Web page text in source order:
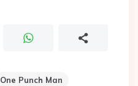
One Punch Man